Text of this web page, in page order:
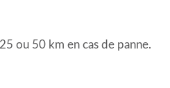
25 ou 50 km en cas de panne.